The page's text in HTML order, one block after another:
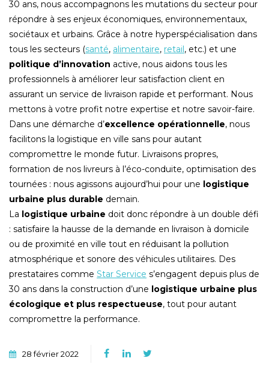
30 ans, nous accompagnons les mutations du secteur pour
répondre à ses enjeux économiques, environnementaux,
sociétaux et urbains. Grâce à notre hyperspécialisation dans
tous les secteurs (santé, alimentaire, retail, etc.) et une
politique d’innovation active, nous aidons tous les
professionnels à améliorer leur satisfaction client en
assurant un service de livraison rapide et performant. Nous
mettons à votre profit notre expertise et notre savoir-faire.
Dans une démarche d’excellence opérationnelle, nous
facilitons la logistique en ville sans pour autant
compromettre le monde futur. Livraisons propres,
formation de nos livreurs à l’éco-conduite, optimisation des
tournées : nous agissons aujourd’hui pour une logistique
urbaine plus durable demain.
La logistique urbaine doit donc répondre à un double défi
: satisfaire la hausse de la demande en livraison à domicile
ou de proximité en ville tout en réduisant la pollution
atmosphérique et sonore des véhicules utilitaires. Des
prestataires comme Star Service s’engagent depuis plus de
30 ans dans la construction d’une logistique urbaine plus
écologique et plus respectueuse, tout pour autant
compromettre la performance.
28 février 2022